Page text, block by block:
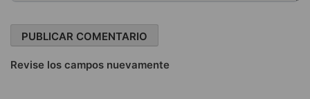
Revise los campos nuevamente